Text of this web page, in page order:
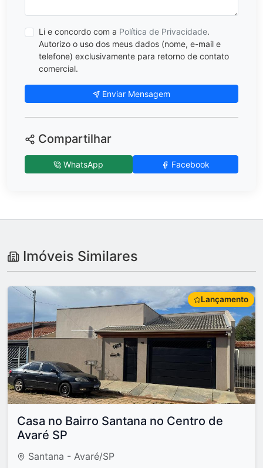
Li e concordo com a Política de Privacidade.
Autorizo o uso dos meus dados (nome, e-mail e
telefone) exclusivamente para retorno de contato
comercial.
Enviar Mensagem
Compartilhar
WhatsApp Facebook
Imóveis Similares
Lançamento
Casa no Bairro Santana no Centro de
Avaré SP
Santana - Avaré/SP